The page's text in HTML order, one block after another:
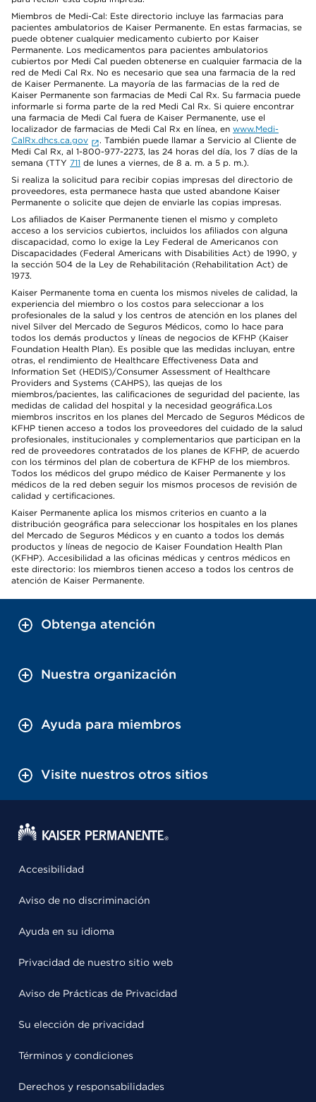
Miembros de Medi-Cal: Este directorio incluye las farmacias para
pacientes ambulatorios de Kaiser Permanente. En estas farmacias, se
puede obtener cualquier medicamento cubierto por Kaiser
Permanente. Los medicamentos para pacientes ambulatorios
cubiertos por Medi Cal pueden obtenerse en cualquier farmacia de la
red de Medi Cal Rx. No es necesario que sea una farmacia de la red
de Kaiser Permanente. La mayoría de las farmacias de la red de
Kaiser Permanente son farmacias de Medi Cal Rx. Su farmacia puede
informarle si forma parte de la red Medi Cal Rx. Si quiere encontrar
una farmacia de Medi Cal fuera de Kaiser Permanente, use el
localizador de farmacias de Medi Cal Rx en línea, en www.Medi-
CalRx.dhcs.ca.gov
. También puede llamar a Servicio al Cliente de
Medi Cal Rx, al 1-800-977-2273, las 24 horas del día, los 7 días de la
semana (TTY 711 de lunes a viernes, de 8 a. m. a 5 p. m.).
Si realiza la solicitud para recibir copias impresas del directorio de
proveedores, esta permanece hasta que usted abandone Kaiser
Permanente o solicite que dejen de enviarle las copias impresas.
Los afiliados de Kaiser Permanente tienen el mismo y completo
acceso a los servicios cubiertos, incluidos los afiliados con alguna
discapacidad, como lo exige la Ley Federal de Americanos con
Discapacidades (Federal Americans with Disabilities Act) de 1990, y
la sección 504 de la Ley de Rehabilitación (Rehabilitation Act) de
1973.
Kaiser Permanente toma en cuenta los mismos niveles de calidad, la
experiencia del miembro o los costos para seleccionar a los
profesionales de la salud y los centros de atención en los planes del
nivel Silver del Mercado de Seguros Médicos, como lo hace para
todos los demás productos y líneas de negocios de KFHP (Kaiser
Foundation Health Plan). Es posible que las medidas incluyan, entre
otras, el rendimiento de Healthcare Effectiveness Data and
Information Set (HEDIS)/Consumer Assessment of Healthcare
Providers and Systems (CAHPS), las quejas de los
miembros/pacientes, las calificaciones de seguridad del paciente, las
medidas de calidad del hospital y la necesidad geográfica.Los
miembros inscritos en los planes del Mercado de Seguros Médicos de
KFHP tienen acceso a todos los proveedores del cuidado de la salud
profesionales, institucionales y complementarios que participan en la
red de proveedores contratados de los planes de KFHP, de acuerdo
con los términos del plan de cobertura de KFHP de los miembros.
Todos los médicos del grupo médico de Kaiser Permanente y los
médicos de la red deben seguir los mismos procesos de revisión de
calidad y certificaciones.
Kaiser Permanente aplica los mismos criterios en cuanto a la
distribución geográfica para seleccionar los hospitales en los planes
del Mercado de Seguros Médicos y en cuanto a todos los demás
productos y líneas de negocio de Kaiser Foundation Health Plan
(KFHP). Accesibilidad a las oficinas médicas y centros médicos en
este directorio: los miembros tienen acceso a todos los centros de
atención de Kaiser Permanente.
Obtenga atención
Nuestra organización
Ayuda para miembros
Visite nuestros otros sitios
Accesibilidad
Aviso de no discriminación
Ayuda en su idioma
Privacidad de nuestro sitio web
Aviso de Prácticas de Privacidad
Su elección de privacidad
Términos y condiciones
Derechos y responsabilidades